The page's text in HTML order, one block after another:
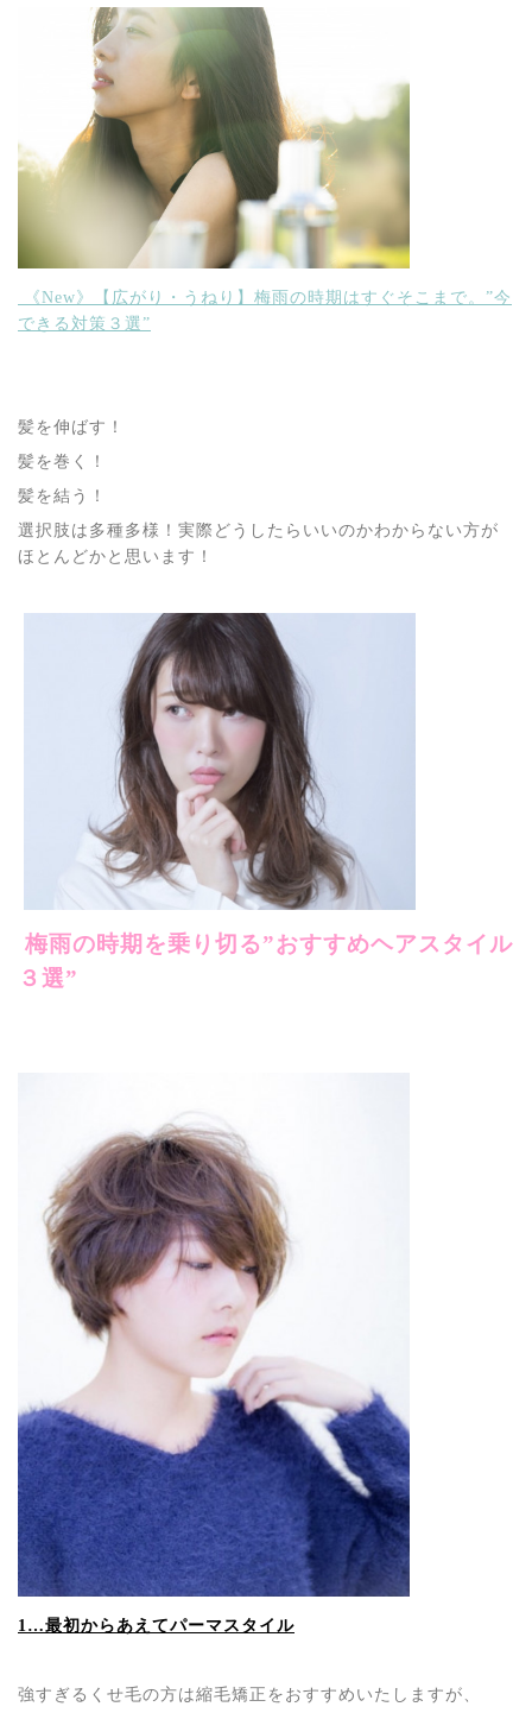
《New》【広がり・うねり】梅雨の時期はすぐそこまで。”今
できる対策３選”
髪を伸ばす！
髪を巻く！
髪を結う！
選択肢は多種多様！実際どうしたらいいのかわからない方が
ほとんどかと思います！
梅雨の時期を乗り切る”おすすめヘアスタイル
３選”
1…最初からあえてパーマスタイル
強すぎるくせ毛の方は縮毛矯正をおすすめいたしますが、